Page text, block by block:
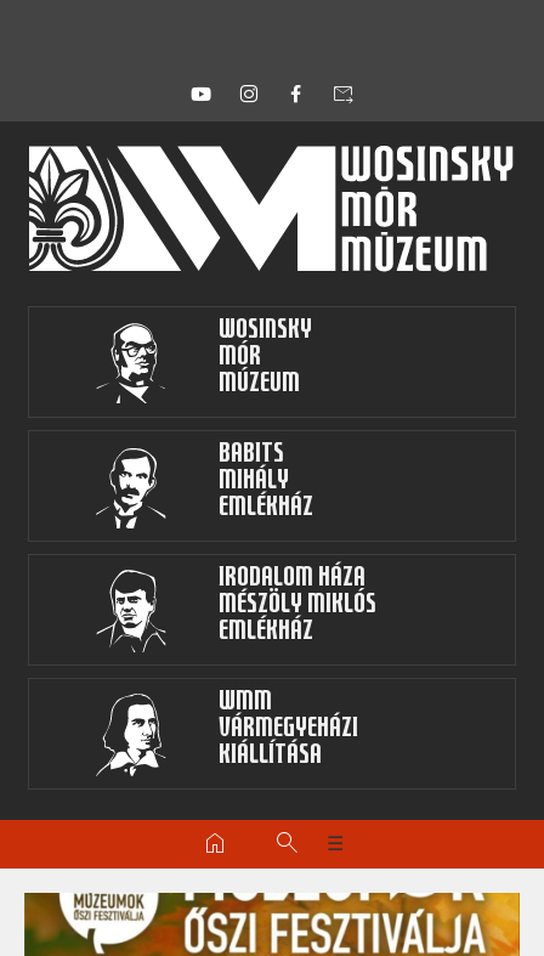
forward_to_inbox
Wosinsky
Mór
Múzeum
Babits
Mihály
Emlékház
Irodalom Háza
Mészöly Miklós
Emlékház
WMM
Vármegyeházi
kiállítása
home search ☰